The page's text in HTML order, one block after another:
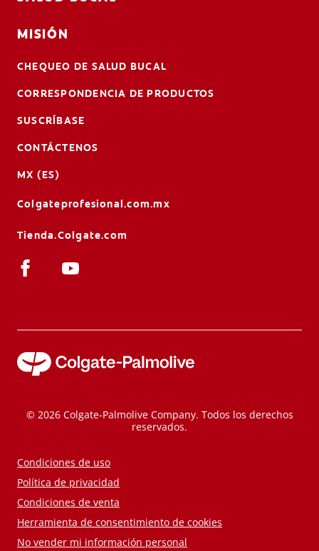
MISIÓN
CHEQUEO DE SALUD BUCAL
CORRESPONDENCIA DE PRODUCTOS
SUSCRÍBASE
CONTÁCTENOS
MX (ES)
Colgateprofesional.com.mx
Tienda.Colgate.com
© 2026 Colgate-Palmolive Company. Todos los derechos
reservados.
Condiciones de uso
Política de privacidad
Condiciones de venta
Herramienta de consentimiento de cookies
No vender mi información personal